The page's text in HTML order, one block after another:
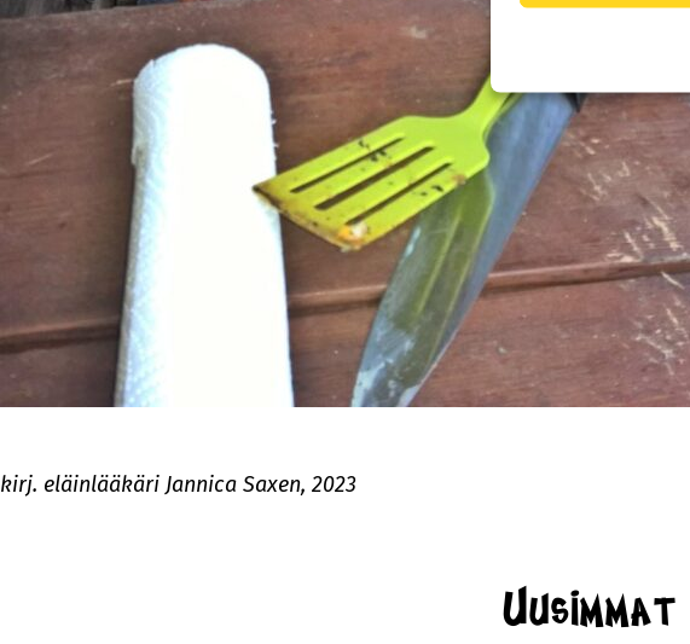
kirj. eläinlääkäri Jannica Saxen, 2023